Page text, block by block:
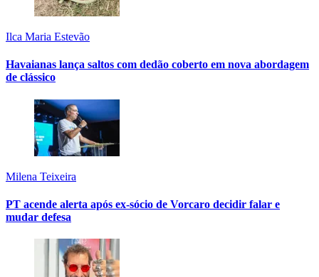
Ilca Maria Estevão
Havaianas lança saltos com dedão coberto em nova abordagem
de clássico
Milena Teixeira
PT acende alerta após ex-sócio de Vorcaro decidir falar e
mudar defesa